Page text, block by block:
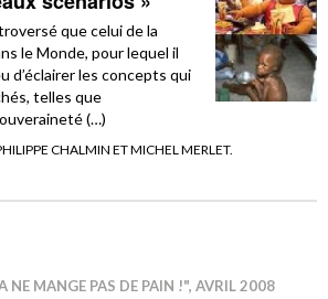
que celui de la
le Monde, pour lequel il
d’éclairer les concepts qui
telles que
(…)
CHALMIN ET MICHEL MERLET.
NE MANGE PAS DE PAIN !", AVRIL 2008